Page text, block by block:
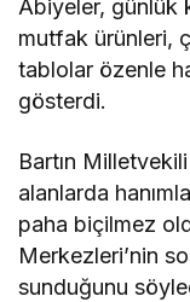
Abiyeler, günlük
mutfak ürünleri,
tablolar özenle
gösterdi.
Bartın
alanlarda
paha biçilmez
Merkezleri’nin
sunduğunu